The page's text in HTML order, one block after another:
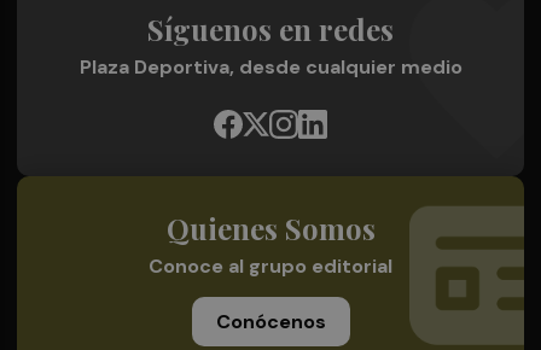
Síguenos en redes
Plaza Deportiva, desde cualquier medio
Quienes Somos
Conoce al grupo editorial
Conócenos